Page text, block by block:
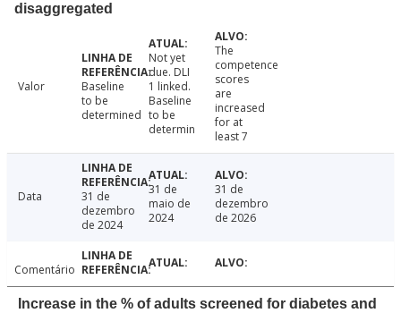
disaggregated
Valor
Baseline
to be
determined
Not yet
due. DLI
1 linked.
Baseline
to be
determin
The
competence
scores
are
increased
for at
least 7
Data
31 de
dezembro
de 2024
31 de
maio de
2024
31 de
dezembro
de 2026
Comentário
Increase in the % of adults screened for diabetes and